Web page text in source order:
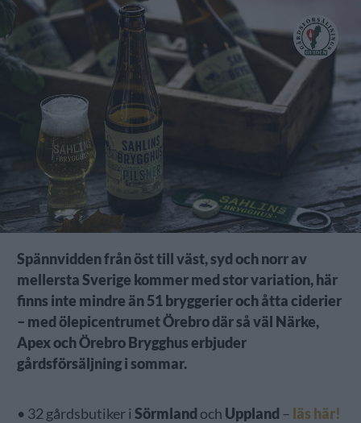
Spännvidden från öst till väst, syd och norr av
mellersta Sverige kommer med stor variation, här
finns inte mindre än 51 bryggerier och åtta ciderier
– med ölepicentrumet Örebro där så väl Närke,
Apex och Örebro Brygghus erbjuder
gårdsförsäljning i sommar.
• 32 gårdsbutiker i Sörmland och Uppland – läs här!